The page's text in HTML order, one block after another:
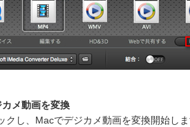
メ動画を変換
クし、Macでデジカメ動画を変換開始しま